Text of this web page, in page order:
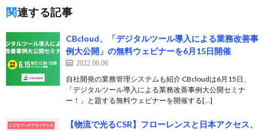
関連する記事
CBcloud、「デジタルツール導入による業務改善事
例大公開」の無料ウェビナーを6月15日開催
2022.06.06
自社開発の業務管理システムも紹介 CBcloudは6月15日、
「デジタルツール導入による業務改善事例大公開セミナ
ー！」と題する無料ウェビナーを開催する[…]
【物流で光るCSR】フローレンスと日本アクセス、